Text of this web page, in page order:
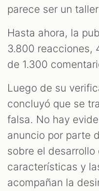
parece ser un
Hasta ahora, la
3.800 reacciones,
de 1.300
Luego de su
concluyó que se
falsa. No hay
anuncio por parte
sobre el
características y
acompañan la